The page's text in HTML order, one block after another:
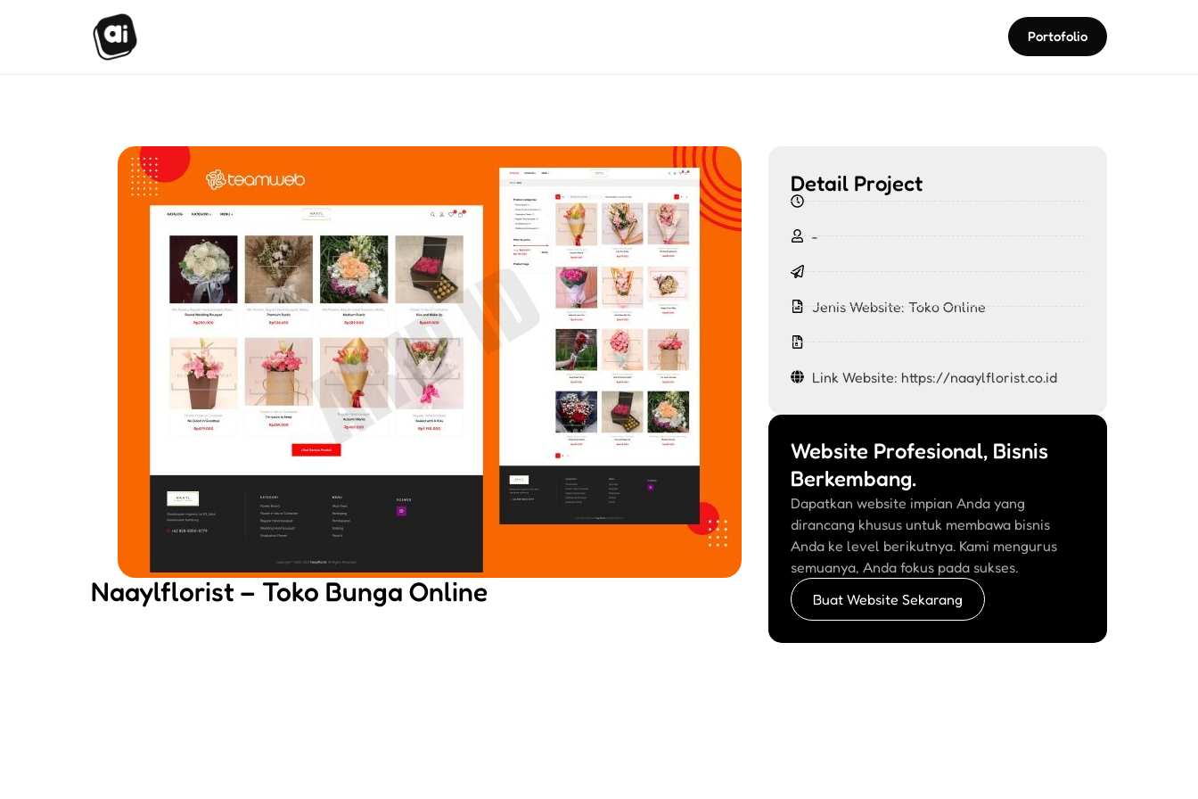
Portofolio
Naaylflorist – Toko Bunga Online
Detail Project
-
Jenis Website: Toko Online
Link Website: https://naaylflorist.co.id
Website Profesional, Bisnis
Berkembang.
Dapatkan website impian Anda yang
dirancang khusus untuk membawa bisnis
Anda ke level berikutnya. Kami mengurus
semuanya, Anda fokus pada sukses.
Buat Website Sekarang